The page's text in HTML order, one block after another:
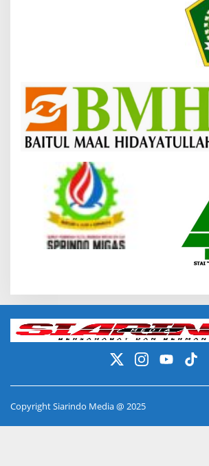
Copyright Siarindo Media @ 2025